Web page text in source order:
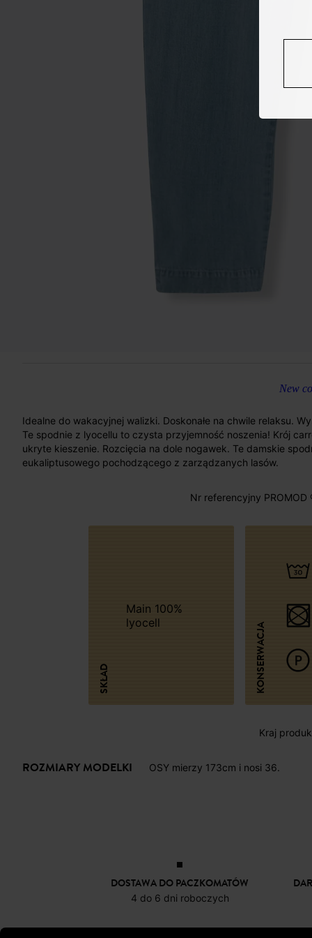
New
Idealne do wakacyjnej walizki. Doskonałe na chwile relaksu.
Te spodnie z lyocellu to czysta przyjemność noszenia! Krój
ukryte kieszenie. Rozcięcia na dole nogawek. Te damskie
eukaliptusowego pochodzącego z zarządzanych lasów.
Nr referencyjny
SKŁAD
Main 100%
lyocell
KONSERWACJA
Kraj
ROZMIARY MODELKI OSY mierzy 173cm i nosi 36.
DOSTAWA DO PACZKOMATÓW
4 do 6 dni roboczych